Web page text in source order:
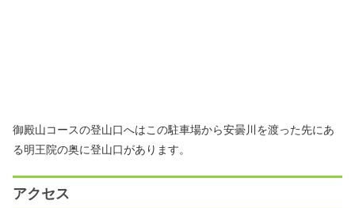
御殿山コースの登山口へはこの駐車場から安曇川を渡った先にあ
る明王院の奥に登山口があります。
アクセス